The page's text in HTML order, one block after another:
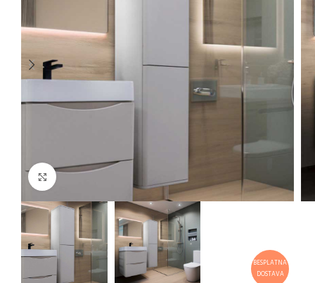
BESPLATNA
DOSTAVA
Klikni za uvećanje